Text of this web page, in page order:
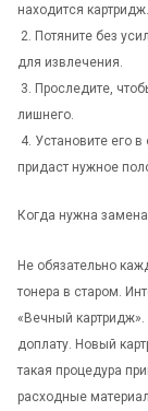
находится картридж.
2. Потяните без
для извлечения.
3. Проследите,
лишнего.
4. Установите его
придаст нужное
Когда нужна
Не обязательно
тонера в старом.
«Вечный
доплату. Новый
такая процедура
расходные